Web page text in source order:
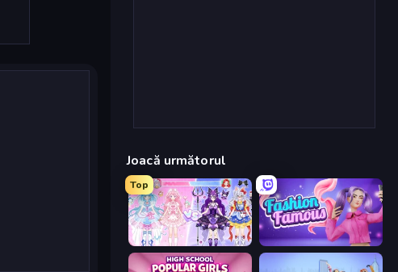
Joacă următorul
Top
Idol Livestream: Fashion Game Fashion Famous